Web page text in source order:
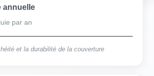
annuelle
par an
et la durabilité de la couverture